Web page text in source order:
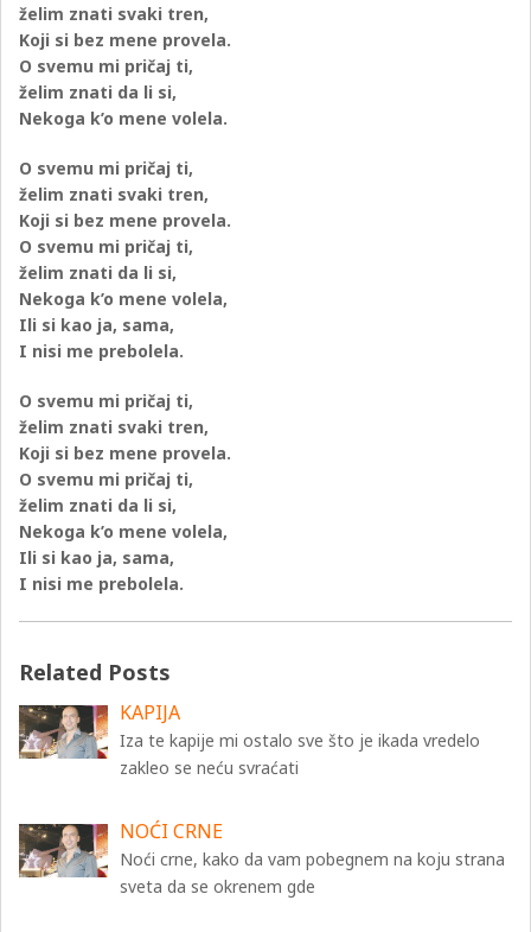
želim znati svaki tren,
Koji si bez mene provela.
O svemu mi pričaj ti,
želim znati da li si,
Nekoga k’o mene volela.
O svemu mi pričaj ti,
želim znati svaki tren,
Koji si bez mene provela.
O svemu mi pričaj ti,
želim znati da li si,
Nekoga k’o mene volela,
Ili si kao ja, sama,
I nisi me prebolela.
O svemu mi pričaj ti,
želim znati svaki tren,
Koji si bez mene provela.
O svemu mi pričaj ti,
želim znati da li si,
Nekoga k’o mene volela,
Ili si kao ja, sama,
I nisi me prebolela.
Related Posts
KAPIJA
Iza te kapije mi ostalo sve što je ikada vredelo
zakleo se neću svraćati
NOĆI CRNE
Noći crne, kako da vam pobegnem na koju strana
sveta da se okrenem gde